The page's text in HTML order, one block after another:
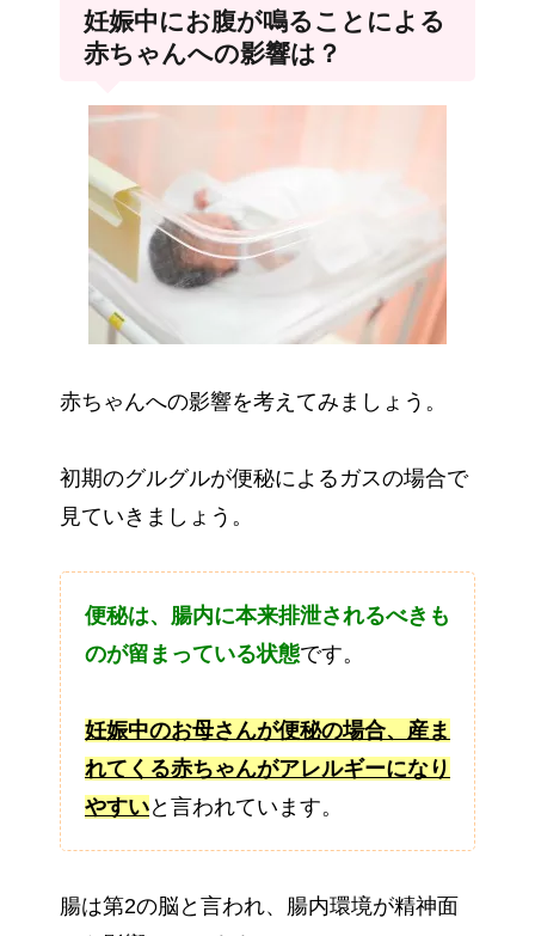
妊娠中にお腹が鳴ることによる
赤ちゃんへの影響は？
赤ちゃんへの影響を考えてみましょう。
初期のグルグルが便秘によるガスの場合で
見ていきましょう。
便秘は、腸内に本来排泄されるべきも
のが留まっている状態です。
妊娠中のお母さんが便秘の場合、産ま
れてくる赤ちゃんがアレルギーになり
やすいと言われています。
腸は第2の脳と言われ、腸内環境が精神面